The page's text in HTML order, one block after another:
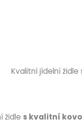
Kvalitní jídelní
židle s kvalitní